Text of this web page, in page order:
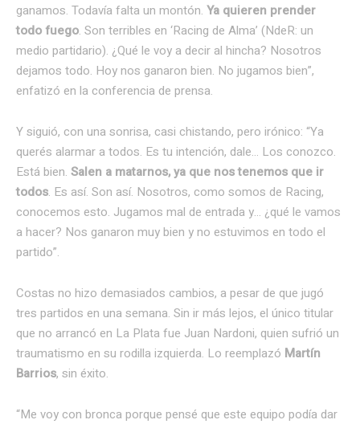
ganamos. Todavía falta un montón. Ya quieren prender
todo fuego. Son terribles en ‘Racing de Alma’ (NdeR: un
medio partidario). ¿Qué le voy a decir al hincha? Nosotros
dejamos todo. Hoy nos ganaron bien. No jugamos bien”,
enfatizó en la conferencia de prensa.
Y siguió, con una sonrisa, casi chistando, pero irónico: “Ya
querés alarmar a todos. Es tu intención, dale… Los conozco.
Está bien. Salen a matarnos, ya que nos tenemos que ir
todos. Es así. Son así. Nosotros, como somos de Racing,
conocemos esto. Jugamos mal de entrada y… ¿qué le vamos
a hacer? Nos ganaron muy bien y no estuvimos en todo el
partido”.
Costas no hizo demasiados cambios, a pesar de que jugó
tres partidos en una semana. Sin ir más lejos, el único titular
que no arrancó en La Plata fue Juan Nardoni, quien sufrió un
traumatismo en su rodilla izquierda. Lo reemplazó Martín
Barrios, sin éxito.
“Me voy con bronca porque pensé que este equipo podía dar